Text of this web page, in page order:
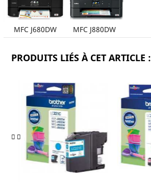
MFC J680DW MFC J880DW
PRODUITS LIÉS À CET ARTICLE :